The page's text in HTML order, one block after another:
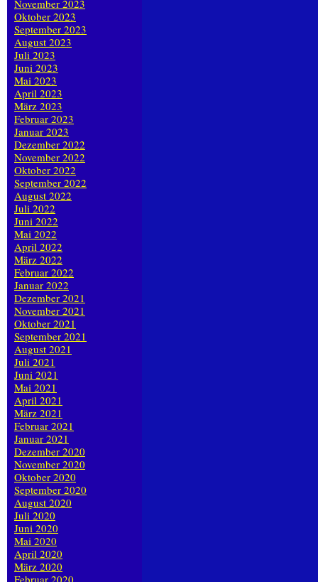
November 2023
Oktober 2023
September 2023
August 2023
Juli 2023
Juni 2023
Mai 2023
April 2023
März 2023
Februar 2023
Januar 2023
Dezember 2022
November 2022
Oktober 2022
September 2022
August 2022
Juli 2022
Juni 2022
Mai 2022
April 2022
März 2022
Februar 2022
Januar 2022
Dezember 2021
November 2021
Oktober 2021
September 2021
August 2021
Juli 2021
Juni 2021
Mai 2021
April 2021
März 2021
Februar 2021
Januar 2021
Dezember 2020
November 2020
Oktober 2020
September 2020
August 2020
Juli 2020
Juni 2020
Mai 2020
April 2020
März 2020
Februar 2020